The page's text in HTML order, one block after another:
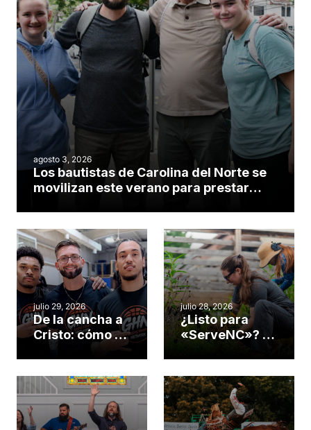
agosto 3, 2026
Los bautistas de Carolina del Norte se
movilizan este verano para prestar
julio 29, 2026
De la cancha a
Cristo: cómo el
gimnasio de
Cary se
convirtió en un
insólito campo
misionero te
julio 28, 2026
¿Listo para
«ServeNC»? 4
obra de Dios
durante la
Semana
ServeNC